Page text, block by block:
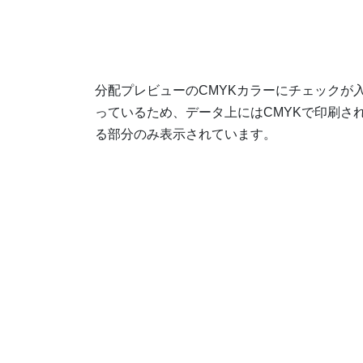
分配プレビューのCMYKカラーにチェックが
っているため、データ上にはCMYKで印刷さ
る部分のみ表⽰されています。